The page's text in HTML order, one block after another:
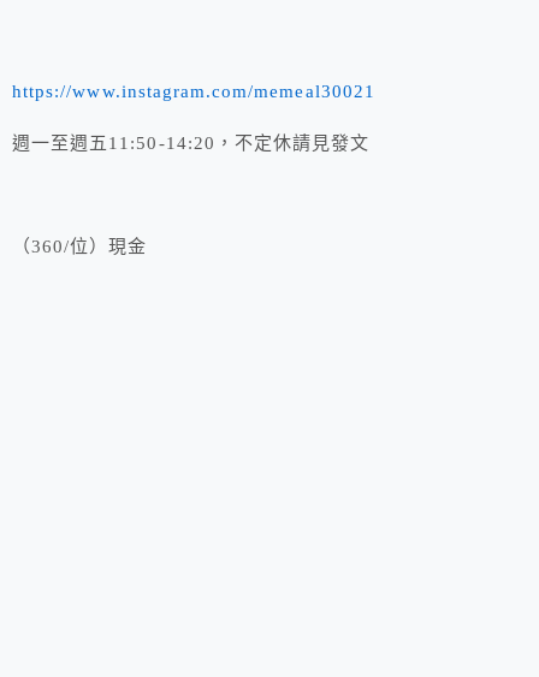
https://www.instagram.com/memeal30021
週一至週五11:50-14:20，不定休請見發文
（360/位）現金